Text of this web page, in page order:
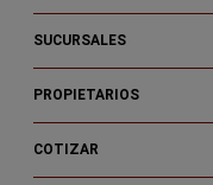
SUCURSALES
PROPIETARIOS
COTIZAR